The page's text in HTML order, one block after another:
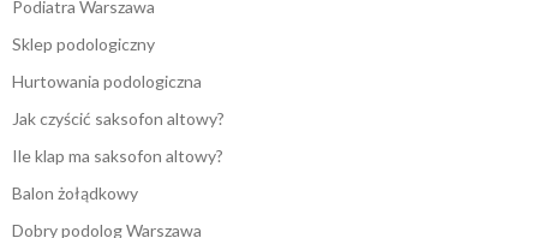
Podiatra Warszawa
Sklep podologiczny
Hurtowania podologiczna
Jak czyścić saksofon altowy?
Ile klap ma saksofon altowy?
Balon żołądkowy
Dobry podolog Warszawa